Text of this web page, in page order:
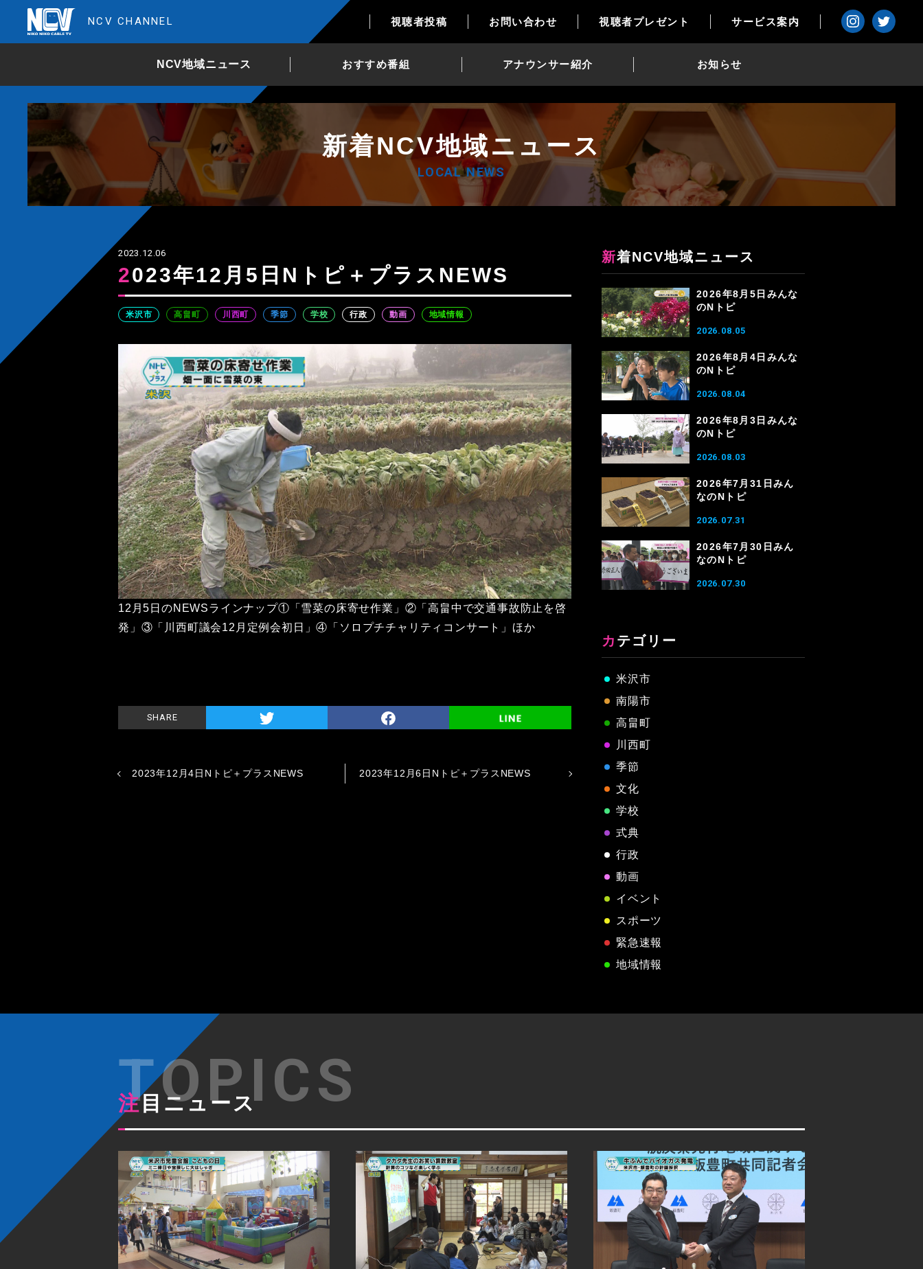
NCV CHANNEL 視聴者投稿 お問い合わせ 視聴者プレゼント サービス案内
NCV地域ニュース おすすめ番組 アナウンサー紹介 お知らせ
新着NCV地域ニュース
LOCAL NEWS
2023.12.06
2023年12月5日Nトピ＋プラスNEWS
米沢市 高畠町 川西町 季節 学校 行政 動画 地域情報
12月5日のNEWSラインナップ①「雪菜の床寄せ作業」②「高畠中で交通事故防止を啓
発」③「川西町議会12月定例会初日」④「ソロプチチャリティコンサート」ほか
SHARE
2023年12月4日Nトピ＋プラスNEWS 2023年12月6日Nトピ＋プラスNEWS
新着NCV地域ニュース
2026年8月5日みんな
のNトピ
2026.08.05
2026年8月4日みんな
のNトピ
2026.08.04
2026年8月3日みんな
のNトピ
2026.08.03
2026年7月31日みん
なのNトピ
2026.07.31
2026年7月30日みん
なのNトピ
2026.07.30
カテゴリー
米沢市
南陽市
高畠町
川西町
季節
文化
学校
式典
行政
動画
イベント
スポーツ
緊急速報
地域情報
注目ニュース